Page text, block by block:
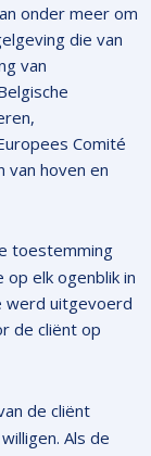
onder meer om
die van
van
Comité
van hoven en
toestemming
elk ogenblik in
werd uitgevoerd
de cliënt op
de cliënt
Als de